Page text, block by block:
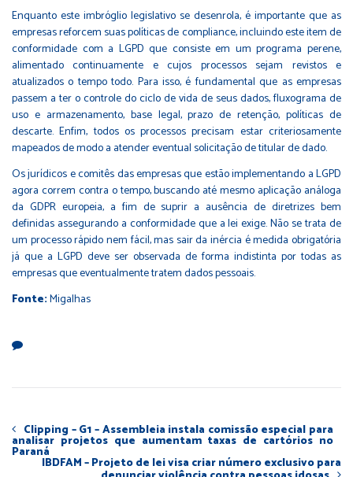
Enquanto este imbróglio legislativo se desenrola, é importante que as
empresas reforcem suas políticas de compliance, incluindo este item de
conformidade com a LGPD que consiste em um programa perene,
alimentado continuamente e cujos processos sejam revistos e
atualizados o tempo todo. Para isso, é fundamental que as empresas
passem a ter o controle do ciclo de vida de seus dados, fluxograma de
uso e armazenamento, base legal, prazo de retenção, políticas de
descarte. Enfim, todos os processos precisam estar criteriosamente
mapeados de modo a atender eventual solicitação de titular de dado.
Os jurídicos e comitês das empresas que estão implementando a LGPD
agora correm contra o tempo, buscando até mesmo aplicação análoga
da GDPR europeia, a fim de suprir a ausência de diretrizes bem
definidas assegurando a conformidade que a lei exige. Não se trata de
um processo rápido nem fácil, mas sair da inércia é medida obrigatória
já que a LGPD deve ser observada de forma indistinta por todas as
empresas que eventualmente tratem dados pessoais.
Fonte:Migalhas
Clipping – G1 – Assembleia instala comissão especial para
analisar projetos que aumentam taxas de cartórios no
Paraná
IBDFAM – Projeto de lei visa criar número exclusivo para